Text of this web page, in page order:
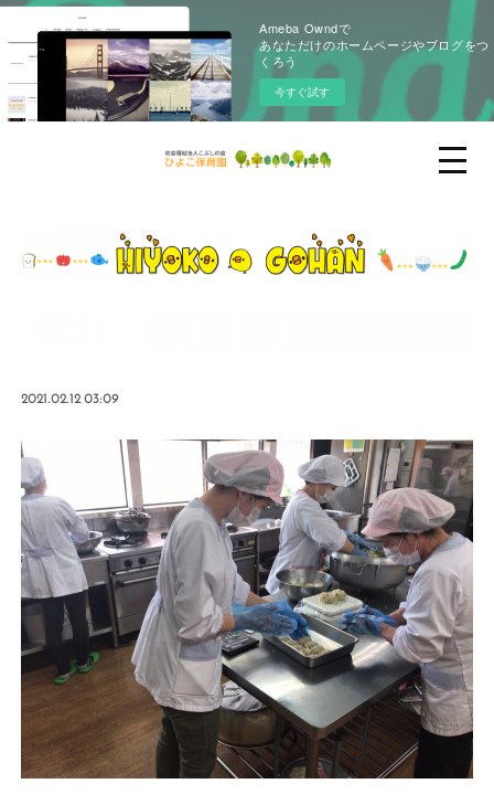
Ameba Owndで
あなただけのホームページやブログをつ
くろう
今すぐ試す
2021.02.12 03:09